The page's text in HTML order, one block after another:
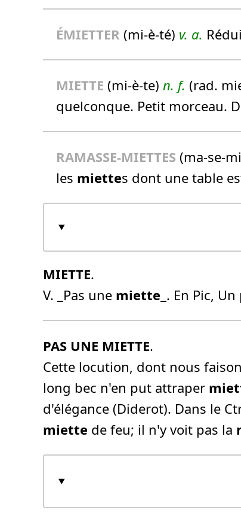
ÉMIETTER (mi-è-té) v. a.
MIETTE (mi-è-te) n. f. (rad.
quelconque. Petit morceau.
RAMASSE-MIETTES (ma-se-
les miettes dont une table
MIETTE.
V. _Pas une miette _. En Pic,
PAS UNE MIETTE.
Cette locution, dont nous
long bec n'en put attraper
d'élégance (Diderot). Dans le
miette de feu; il n'y voit pas la